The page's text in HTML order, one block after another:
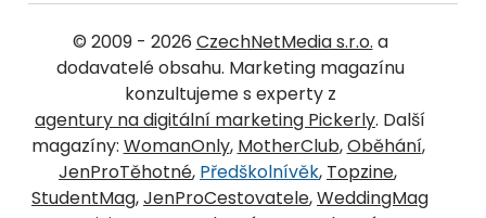
© 2009 - 2026 CzechNetMedia s.r.o. a
dodavatelé obsahu. Marketing magazínu
konzultujeme s experty z
agentury na digitální marketing Pickerly. Další
magazíny: WomanOnly, MotherClub,Oběhání,
JenProTěhotné, Předškolnívěk, Topzine,
StudentMag,JenProCestovatele,WeddingMag